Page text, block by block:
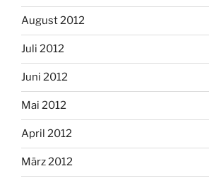
August 2012
Juli 2012
Juni 2012
Mai 2012
April 2012
März 2012